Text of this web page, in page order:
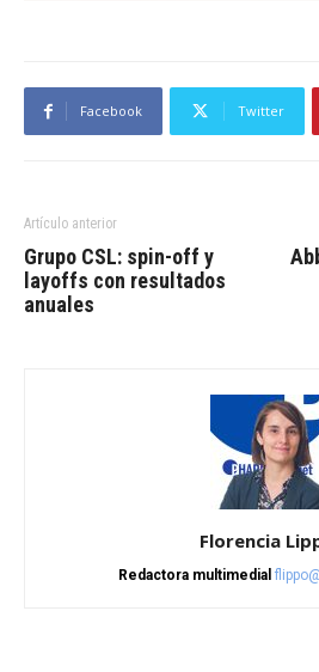
Facebook Twitter
Artículo anterior
Grupo CSL: spin-off y
layoffs con resultados
anuales
Florencia
Redactora multimedial